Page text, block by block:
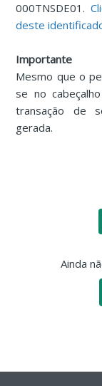
000TNSDE01.
deste
Importante
Mesmo que o
se no
transação de
gerada.
Ainda